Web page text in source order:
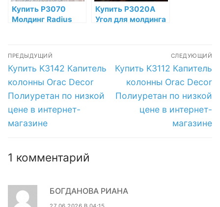
Купить P3070
Молдинг Radius
низкой цене в
интернет-
магазине
Купить P3020A
Угол для молдинга
магазине
Навигация
по
записям
ПРЕДЫДУЩИЙ
Предыдущая
запись:
Купить K3142 Капитель
колонны Orac Decor
Полиуретан по низкой
цене в интернет-
магазине
СЛЕДУЮЩИЙ
Следующая
запись:
Купить K3112 Капитель
колонны Orac Decor
Полиуретан по низкой
цене в интернет-
магазине
1 комментарий
БОГДАНОВА РИАНА